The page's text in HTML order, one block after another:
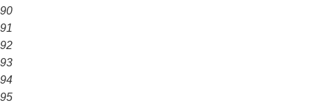
90
91
92
93
94
95